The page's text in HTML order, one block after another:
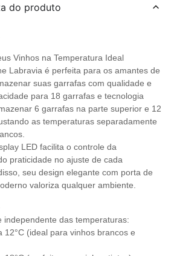
do produto
Vinhos na Temperatura Ideal
Labravia é perfeita para os amantes de
suas garrafas com qualidade e
para 18 garrafas e tecnologia
6 garrafas na parte superior e 12
as temperaturas separadamente
LED facilita o controle da
praticidade no ajuste de cada
seu design elegante com porta de
valoriza qualquer ambiente.
independente das temperaturas:
12°C (ideal para vinhos brancos e